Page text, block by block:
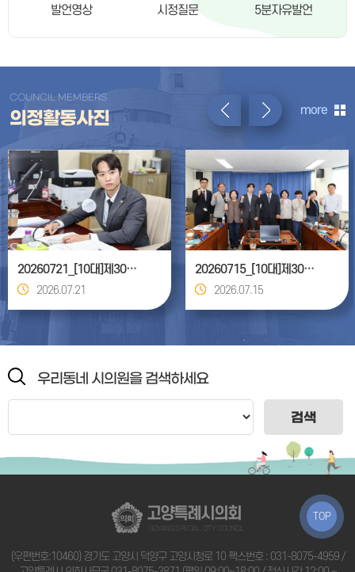
발언영상 시정질문 5분자유발언
COUNCIL MEMBERS
의정활동사진 more
20260721_[10대]제306회 고양특례시의회 임시회_환경경제위원회
2026.07.21
20260715_[10대]제305회 고양특례시의회 임시회(폐회중)_의회운영위원회
2026.07.15
우리동네 시의원을 검색하세요
검색
TOP
고양특례시의회
GOYANG SPECIAL CITY COUNCIL
(우편번호:10460) 경기도 고양시 덕양구 고양시청로 10 팩스번호 : 031-8075-4959 /